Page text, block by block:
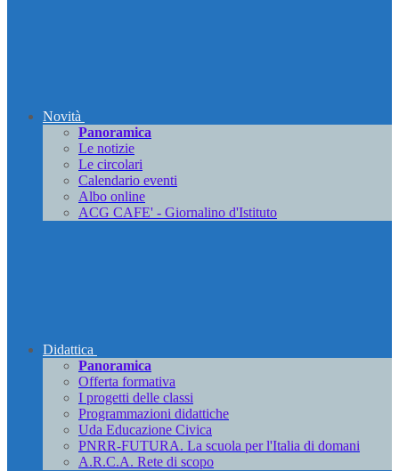
Novità
Panoramica
Le notizie
Le circolari
Calendario eventi
Albo online
ACG CAFE' - Giornalino d'Istituto
Didattica
Panoramica
Offerta formativa
I progetti delle classi
Programmazioni didattiche
Uda Educazione Civica
PNRR-FUTURA. La scuola per l'Italia di domani
A.R.C.A. Rete di scopo